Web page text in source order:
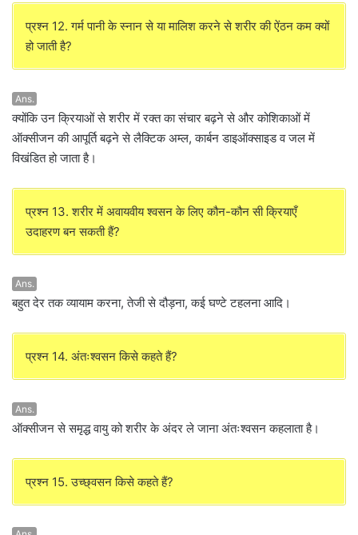
प्रश्न 12. गर्म पानी के स्नान से या मालिश करने से शरीर की ऐंठन कम क्यों
हो जाती है?
Ans.
क्योंकि उन क्रियाओं से शरीर में रक्त का संचार बढ़ने से और कोशिकाओं में
ऑक्सीजन की आपूर्ति बढ़ने से लैक्टिक अम्ल, कार्बन डाइऑक्साइड व जल में
विखंडित हो जाता है।
प्रश्न 13. शरीर में अवायवीय श्वसन के लिए कौन-कौन सी क्रियाएँ
उदाहरण बन सकती हैं?
Ans.
बहुत देर तक व्यायाम करना, तेजी से दौड़ना, कई घण्टे टहलना आदि।
प्रश्न 14. अंतःश्वसन किसे कहते हैं?
Ans.
ऑक्सीजन से समृद्ध वायु को शरीर के अंदर ले जाना अंतःश्वसन कहलाता है।
प्रश्न 15. उच्छ्वसन किसे कहते हैं?